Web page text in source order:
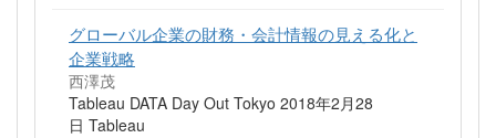
グローバル企業の財務・会計情報の見える化と
企業戦略
西澤茂
Tableau DATA Day Out Tokyo 2018年2月28
日 Tableau